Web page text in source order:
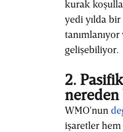
kurak
yedi yılda
gelişebiliyor.
2.
WMO'nun
işaretler